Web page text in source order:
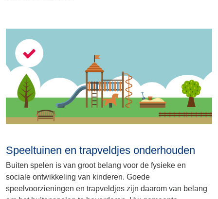
Speeltuinen en trapveldjes onderhouden
Buiten spelen is van groot belang voor de fysieke en
sociale ontwikkeling van kinderen. Goede
speelvoorzieningen en trapveldjes zijn daarom van belang